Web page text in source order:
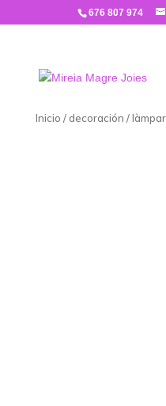
676 807 974
Inicio / decoración /